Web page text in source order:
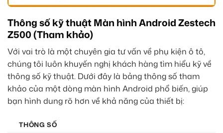
Thông số kỹ thuật Màn hình Android Zestech
Z500 (Tham khảo)
Với vai trò là một chuyên gia tư vấn về phụ kiện ô tô,
chúng tôi luôn khuyến nghị khách hàng tìm hiểu kỹ về
thông số kỹ thuật. Dưới đây là bảng thông số tham
khảo của một dòng màn hình Android phổ biến, giúp
bạn hình dung rõ hơn về khả năng của thiết bị:
THÔNG SỐ